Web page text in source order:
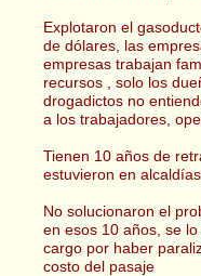
Explotaron el
de dólares, las
empresas trabajan
recursos , solo los
drogadictos no
a los trabajadores,
Tienen 10 años de
estuvieron en
No solucionaron el
en esos 10 años, se
cargo por haber
costo del pasaje